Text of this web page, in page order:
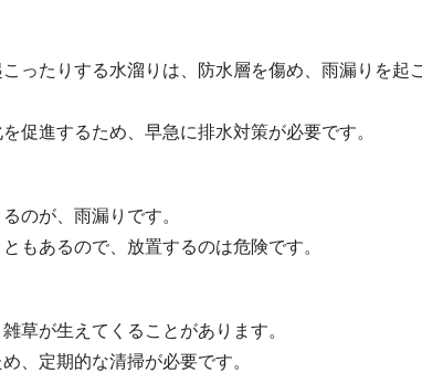
ったりする水溜りは、防水層を傷め、雨漏りを起
促進するため、早急に排水対策が必要です。
のが、雨漏りです。
もあるので、放置するのは危険です。
草が生えてくることがあります。
、定期的な清掃が必要です。